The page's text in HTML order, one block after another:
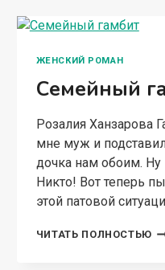
ЖЕНСКИЙ РОМАН
Семейный
Розалия Ханзарова
мне муж и
дочка нам обоим.
Никто! Вот теперь
этой патовой
ЧИТАТЬ ПОЛНОСТЬЮ